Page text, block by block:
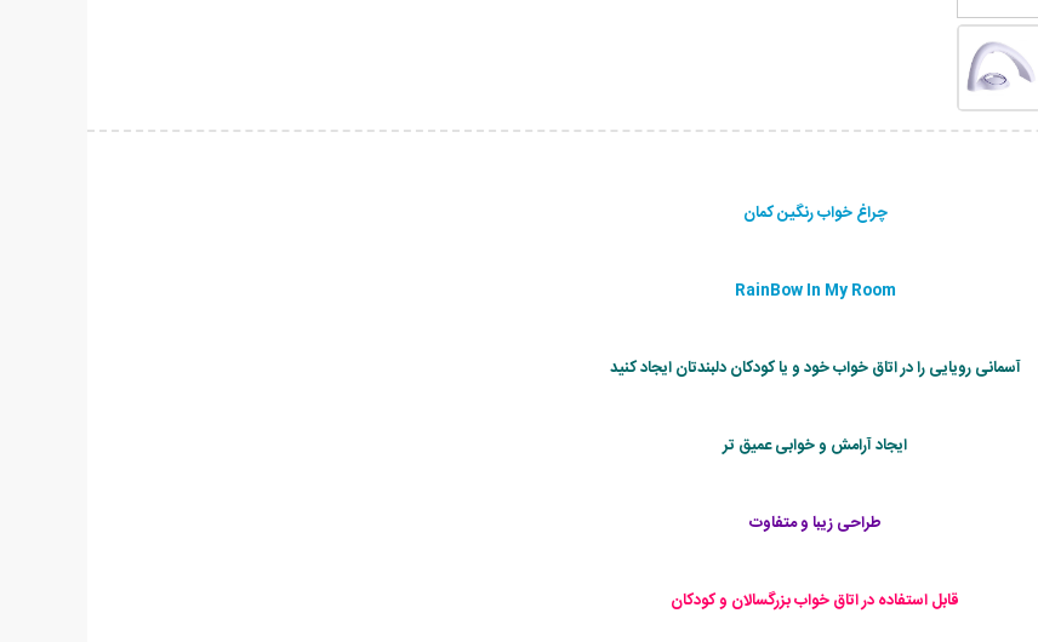
چراغ خواب رنگین کمان
RainBow In My Room
آسمانی رویایی را در اتاق خواب خود و یا کودکان دلبندتان ایجاد کنید
ایجاد آرامش و خوابی عمیق تر
طراحی زیبا و متفاوت
قابل استفاده در اتاق خواب بزرگسالان و كودكان